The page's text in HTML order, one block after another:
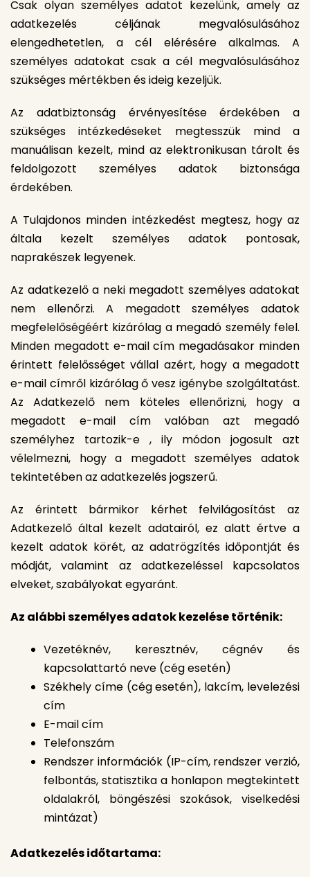
Csak olyan személyes adatot kezelünk, amely az
adatkezelés céljának megvalósulásához
elengedhetetlen, a cél elérésére alkalmas. A
személyes adatokat csak a cél megvalósulásához
szükséges mértékben és ideig kezeljük.
Az adatbiztonság érvényesítése érdekében a
szükséges intézkedéseket megtesszük mind a
manuálisan kezelt, mind az elektronikusan tárolt és
feldolgozott személyes adatok biztonsága
érdekében.
A Tulajdonos minden intézkedést megtesz, hogy az
általa kezelt személyes adatok pontosak,
naprakészek legyenek.
Az adatkezelő a neki megadott személyes adatokat
nem ellenőrzi. A megadott személyes adatok
megfelelőségéért kizárólag a megadó személy felel.
Minden megadott e-mail cím megadásakor minden
érintett felelősséget vállal azért, hogy a megadott
e-mail címről kizárólag ő vesz igénybe szolgáltatást.
Az Adatkezelő nem köteles ellenőrizni, hogy a
megadott e-mail cím valóban azt megadó
személyhez tartozik-e , ily módon jogosult azt
vélelmezni, hogy a megadott személyes adatok
tekintetében az adatkezelés jogszerű.
Az érintett bármikor kérhet felvilágosítást az
Adatkezelő által kezelt adatairól, ez alatt értve a
kezelt adatok körét, az adatrögzítés időpontját és
módját, valamint az adatkezeléssel kapcsolatos
elveket, szabályokat egyaránt.
Az alábbi személyes adatok kezelése történik:
Vezetéknév, keresztnév, cégnév és
kapcsolattartó neve (cég esetén)
Székhely címe (cég esetén), lakcím, levelezési
cím
E-mail cím
Telefonszám
Rendszer információk (IP-cím, rendszer verzió,
felbontás, statisztika a honlapon megtekintett
oldalakról, böngészési szokások, viselkedési
mintázat)
Adatkezelés időtartama: